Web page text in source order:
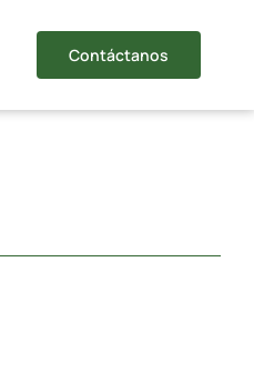
Contáctanos